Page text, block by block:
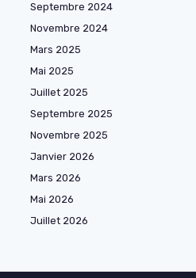
Septembre 2024
Novembre 2024
Mars 2025
Mai 2025
Juillet 2025
Septembre 2025
Novembre 2025
Janvier 2026
Mars 2026
Mai 2026
Juillet 2026